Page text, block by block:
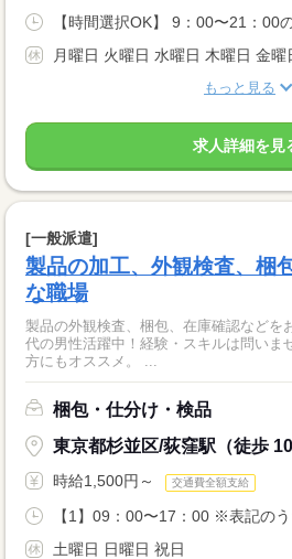
【時間選択OK】 9：00〜21：00
月曜日 火曜日 水曜日 木曜日 金
もっと見る
求人詳細を見
[一般派遣]
製品の加工、外観検査、梱
な職場
製品の外観検査、梱包、在庫確認などを
代の男性活躍中！経験・スキルは問い
方にもオススメ。 ...
梱包・仕分け・検品
東京都杉並区/荻窪駅（徒歩 10
時給1,500円～ 交通費全額支給
【1】09：00〜17：00 ※表記のう
土曜日 日曜日 祝日